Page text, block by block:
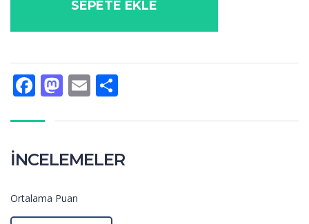
SEPETE EKLE
Facebook
Mastodon
Email
İNCELEMELER
Ortalama Puan